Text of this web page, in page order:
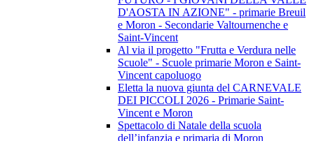
D'AOSTA IN AZIONE" - primarie Breuil
e Moron - Secondarie Valtournenche e
Saint-Vincent
Al via il progetto "Frutta e Verdura nelle
Scuole" - Scuole primarie Moron e Saint-
Vincent capoluogo
Eletta la nuova giunta del CARNEVALE
DEI PICCOLI 2026 - Primarie Saint-
Vincent e Moron
Spettacolo di Natale della scuola
dell’infanzia e primaria di Moron